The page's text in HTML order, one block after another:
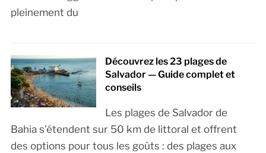
pleinement du
Découvrez les 23 plages de
Salvador — Guide complet et
conseils
Les plages de Salvador de
Bahia s’étendent sur 50 km de littoral et offrent
des options pour tous les goûts : des plages aux